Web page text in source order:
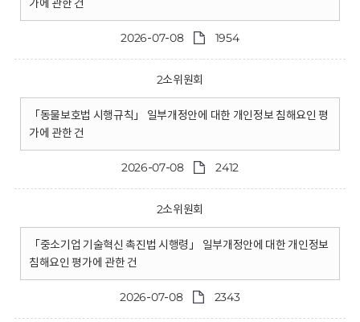
가에 관한 건
2026-07-08 1954
2소위원회
「동물보호법 시행규칙」 일부개정안에 대한 개인정보 침해요인 평
가에 관한 건
2026-07-08 2412
2소위원회
「중소기업 기술혁신 촉진법 시행령」 일부개정안에 대한 개인정보
침해요인 평가에 관한 건
2026-07-08 2343